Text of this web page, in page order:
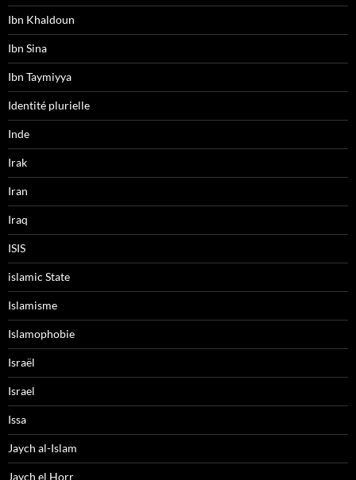
Ibn Khaldoun
Ibn Sina
Ibn Taymiyya
Identité plurielle
Inde
Irak
Iran
Iraq
ISIS
islamic State
Islamisme
Islamophobie
Israël
Israel
Issa
Jaych al-Islam
Jaych el Horr